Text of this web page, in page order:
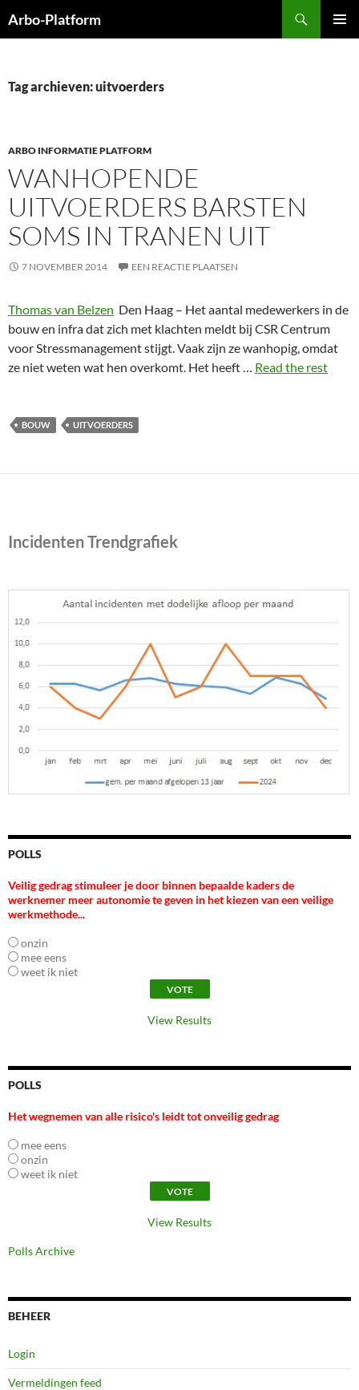
naar
Arbo-Platform
Tag archieven: uitvoerders
ARBO INFORMATIE PLATFORM
WANHOPENDE
UITVOERDERS BARSTEN
SOMS IN TRANEN UIT
7 NOVEMBER 2014 EEN REACTIE PLAATSEN
Thomas van Belzen Den Haag – Het aantal medewerkers in de
bouw en infra dat zich met klachten meldt bij CSR Centrum
voor Stressmanagement stijgt. Vaak zijn ze wanhopig, omdat
ze niet weten wat hen overkomt. Het heeft … Read the rest
BOUW UITVOERDERS
Incidenten Trendgrafiek
POLLS
Veilig gedrag stimuleer je door binnen bepaalde kaders de
werknemer meer autonomie te geven in het kiezen van een veilige
werkmethode...
onzin
mee eens
weet ik niet
View Results
POLLS
Het wegnemen van alle risico's leidt tot onveilig gedrag
mee eens
onzin
weet ik niet
View Results
Polls Archive
BEHEER
Login
Vermeldingen feed